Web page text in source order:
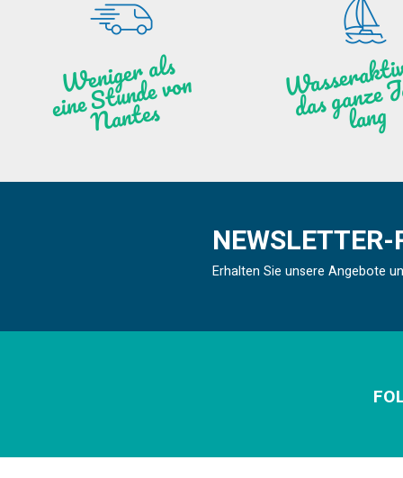
We
ni
ge
r
als
ei
ne
Stu
n
de vo
n
N
a
ntes ng
NEWSLETTER-
Erhalten Sie unsere Angebote